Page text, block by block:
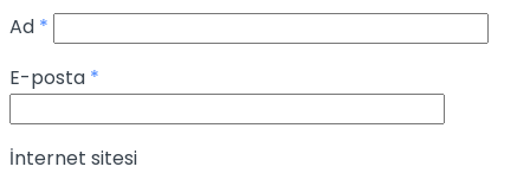
Ad *
E-posta *
İnternet sitesi